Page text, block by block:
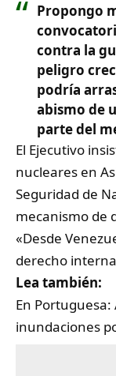
Propongo
contra la
peligro
podría
abismo de
parte del
El Ejecutivo
nucleares en
Seguridad de
mecanismo de
«Desde
derecho
Lea también:
En
inundaciones